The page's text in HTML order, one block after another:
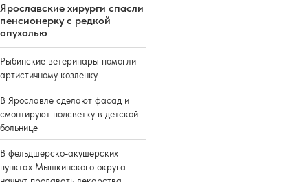
Ярославские хирурги спасли
пенсионерку с редкой
опухолью
Рыбинские ветеринары помогли
артистичному козленку
В Ярославле сделают фасад и
смонтируют подсветку в детской
больнице
В фельдшерско-акушерских
пунктах Мышкинского округа